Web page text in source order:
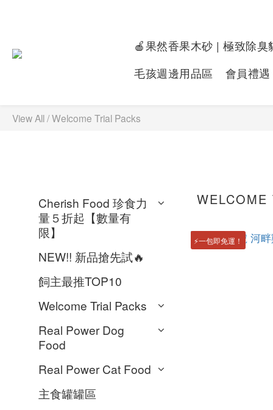
🍎果然香果木砂 | 極致除臭
毛孩週邊用品區
會員禮遇
View All/Welcome Trial Packs
Cherish Food 珍食力
量５折起【數量有
限】
NEW!! 新品搶先試🔥
飼主最推TOP10
Welcome Trial Packs
Real Power Dog
Food
Real Power Cat Food
主食罐罐區
WELCOME
⚡一包即免運！